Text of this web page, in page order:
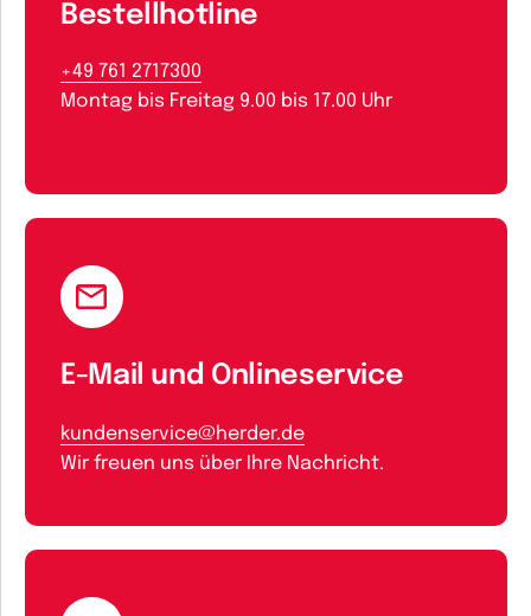
Bestellhotline
+49 761 2717300
Montag bis Freitag 9.00 bis 17.00 Uhr
E-Mail und Onlineservice
kundenservice@herder.de
Wir freuen uns über Ihre Nachricht.